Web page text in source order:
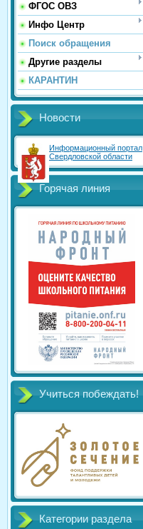
ФГОС ОВЗ
Инфо Центр
Поиск обращения
Другие разделы
КАРАНТИН
Новости
Информационный портал
Свердловской области
Горячая линия
Учиться побеждать!
Категории раздела